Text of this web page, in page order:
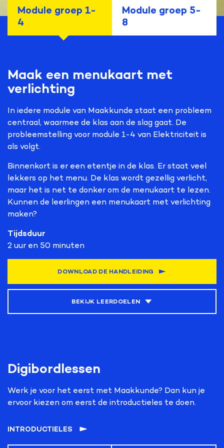
Module groep 1-
4
Module groep 5-
8
Maak een menukaart met
verlichting
In iedere module van Maakkunde staat een probleem
centraal, waarmee de klas aan de slag gaat. De
probleemstelling voor module 1-4 van Elektriciteit is
als volgt.
Binnenkort is er een etentje in de klas. Er staat veel
lekkers op het menu. De klas wordt gezellig verlicht,
maar het is net te donker om de menukaart te lezen.
Kunnen de leerlingen een menukaart met verlichting
maken?
Tijdsduur
2 uur en 50 minuten
DOWNLOAD DE HANDLEIDING
BEKIJK LEERDOELEN
Leerdoelen
Naast dealgemene leerdoelenvan de Maakkunde
lesmethode die van toepassing zijn op iedere module,
Digibordlessen
Werk je voor het eerst met Maakkunde? Dan kun je
ervoor kiezen om eerst de introductieles te doen.
INTRODUCTIELES